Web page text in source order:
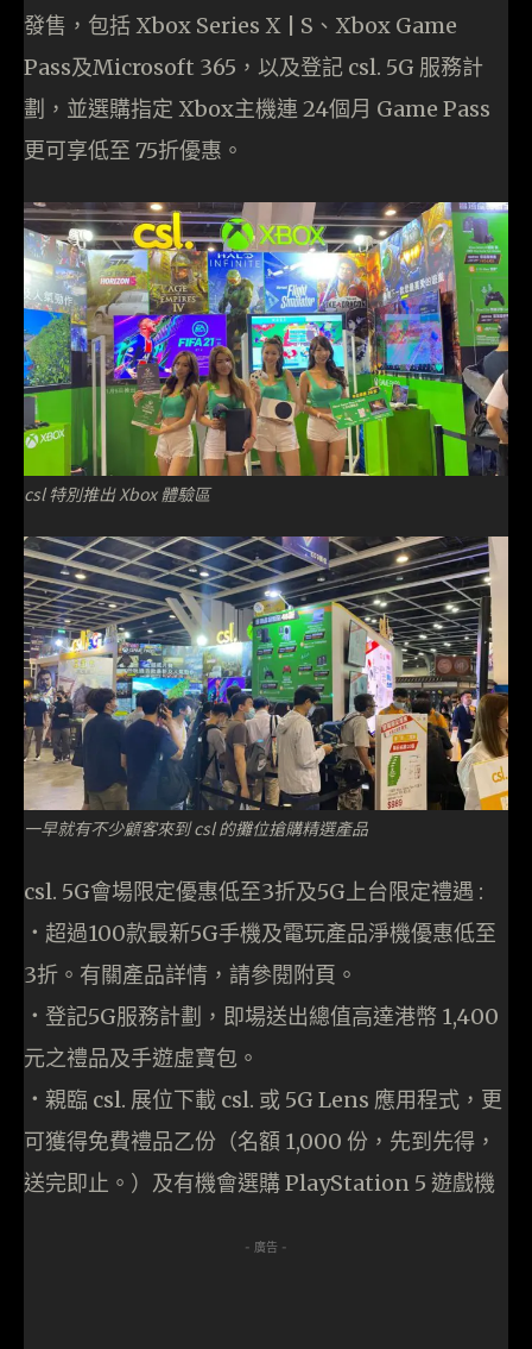
發售，包括 Xbox Series X | S、Xbox Game
Pass及Microsoft 365，以及登記 csl. 5G 服務計
劃，並選購指定 Xbox主機連 24個月 Game Pass
更可享低至 75折優惠。
csl 特別推出 Xbox 體驗區
一早就有不少顧客來到 csl 的攤位搶購精選產品
csl. 5G會場限定優惠低至3折及5G上台限定禮遇 :
． 超過100款最新5G手機及電玩產品淨機優惠低至
3折。有關產品詳情，請參閱附頁。
． 登記5G服務計劃，即場送出總值高達港幣 1,400
元之禮品及手遊虛寶包。
． 親臨 csl. 展位下載 csl. 或 5G Lens 應用程式，更
可獲得免費禮品乙份（名額 1,000 份，先到先得，
送完即止。）及有機會選購 PlayStation 5 遊戲機
- 廣告 -